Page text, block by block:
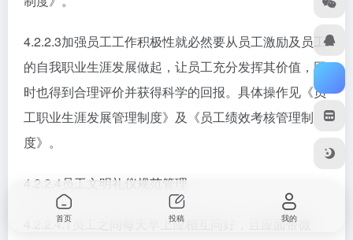
4.2.2.3加强员工工作积极性就必然要从员工激励及员工
的自我职业生涯发展做起，让员工充分发挥其价值，同
时也得到合理评价并获得科学的回报。具体操作见《员
工职业生涯发展管理制度》及《员工绩效考核管理制
度》。
4.2.2.4员工文明礼仪规范管理
4.2.2.4.1员工之间每天早上应相互问好，且应面带微
首页 投稿 我的